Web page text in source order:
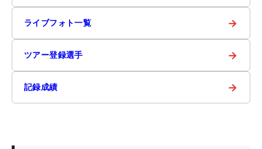
ライブフォト一覧 →
ツアー登録選手 →
記録成績 →